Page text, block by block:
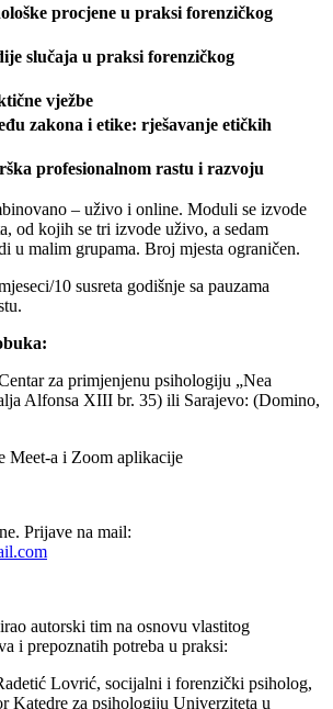
procjene u praksi forenzičkog
slučaja u praksi forenzičkog
vježbe
zakona i etike: rješavanje etičkih
profesionalnom rastu i razvoju
– uživo i online. Moduli se izvode
od kojih se tri izvode uživo, a sedam
u malim grupama. Broj mjesta ograničen.
10 susreta godišnje sa pauzama
za primjenjenu psihologiju „Nea
Alfonsa XIII br. 35) ili Sarajevo: (Domino,
Meet-a i Zoom aplikacije
Prijave na mail:
autorski tim na osnovu vlastitog
i prepoznatih potreba u praksi:
Lovrić, socijalni i forenzički psiholog,
Katedre za psihologiju Univerziteta u